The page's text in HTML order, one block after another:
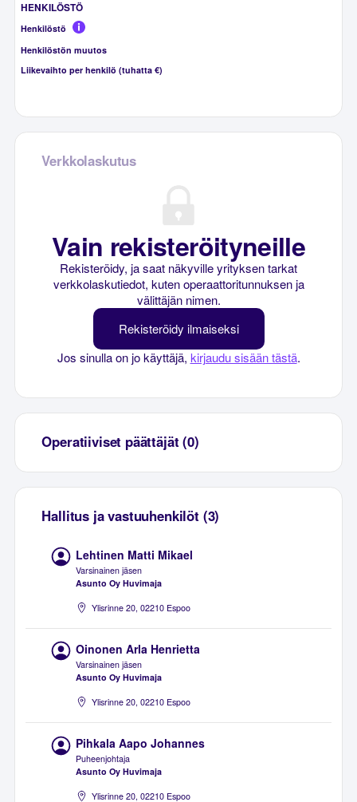
HENKILÖSTÖ
Henkilöstö
Henkilöstön muutos
Liikevaihto per henkilö (tuhatta €)
Verkkolaskutus
Vain rekisteröityneille
Rekisteröidy, ja saat näkyville yrityksen tarkat
verkkolaskutiedot, kuten operaattoritunnuksen ja
välittäjän nimen.
Rekisteröidy ilmaiseksi
Jos sinulla on jo käyttäjä, kirjaudu sisään tästä.
Operatiiviset päättäjät (0)
Hallitus ja vastuuhenkilöt (3)
Lehtinen Matti Mikael
Varsinainen jäsen
Asunto Oy Huvimaja
Ylisrinne 20, 02210 Espoo
Oinonen Arla Henrietta
Varsinainen jäsen
Asunto Oy Huvimaja
Ylisrinne 20, 02210 Espoo
Pihkala Aapo Johannes
Puheenjohtaja
Asunto Oy Huvimaja
Ylisrinne 20, 02210 Espoo